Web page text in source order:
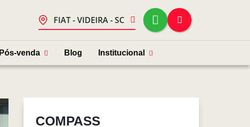
FIAT - VIDEIRA - SC
Pós-venda Blog Institucional
COMPASS